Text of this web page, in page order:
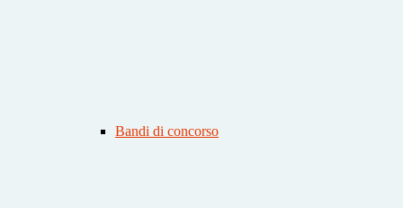
Bandi di concorso